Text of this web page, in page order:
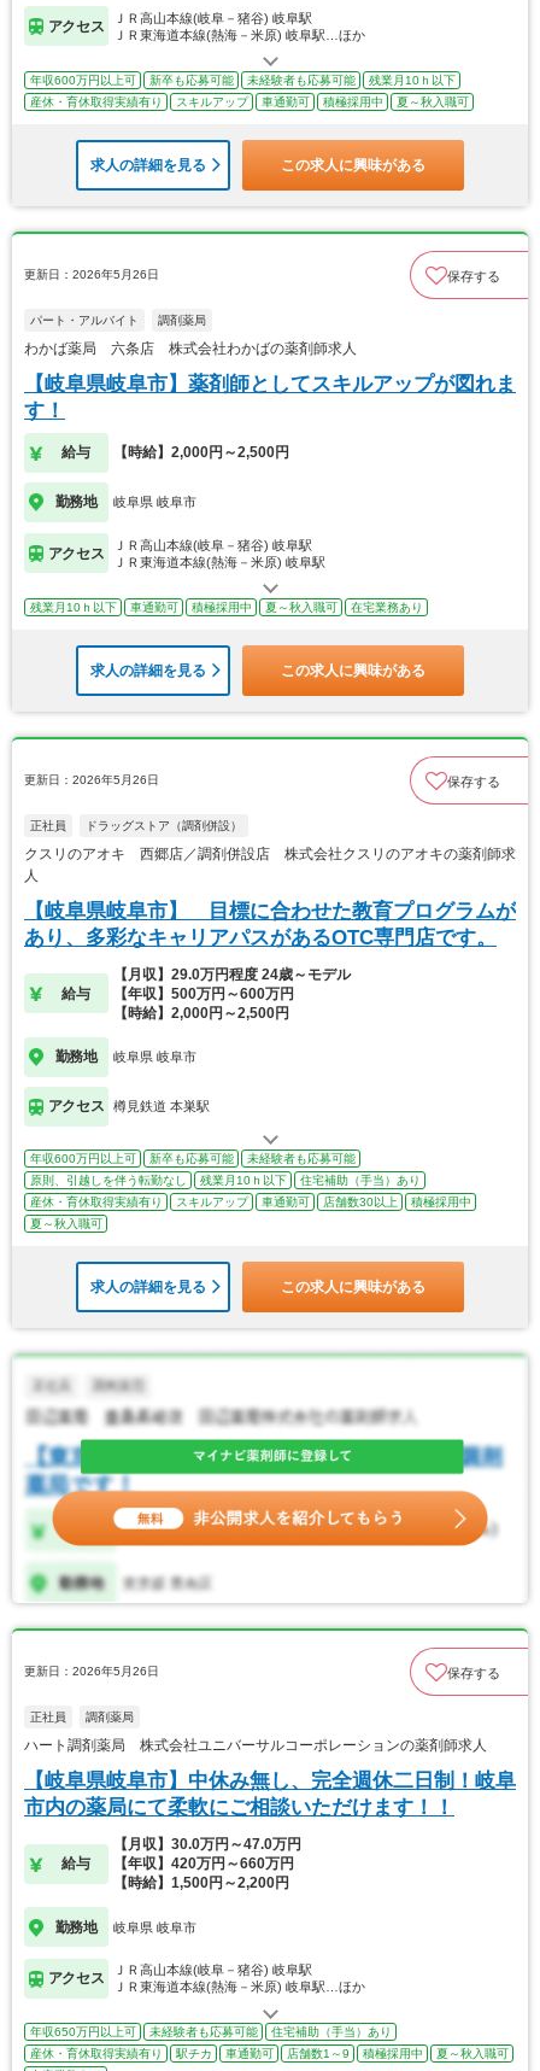
アクセス
ＪＲ高山本線(岐阜－猪谷) 岐阜駅
ＪＲ東海道本線(熱海－米原) 岐阜駅…ほか
年収600万円以上可 新卒も応募可能 未経験者も応募可能
残業月10ｈ以下
産休・育休取得実績有り
スキルアップ 車通勤可 積極採用中 夏～秋入職可
求人の詳細を見る この求人に興味がある
更新日：2026年5月26日 保存する
パート・アルバイト 調剤薬局
わかば薬局 六条店 株式会社わかばの薬剤師求人
【岐阜県岐阜市】薬剤師としてスキルアップが図れま
す！
給与 【時給】2,000円～2,500円
勤務地 岐阜県 岐阜市
アクセス
ＪＲ高山本線(岐阜－猪谷) 岐阜駅
ＪＲ東海道本線(熱海－米原) 岐阜駅
残業月10ｈ以下 車通勤可 積極採用中 夏～秋入職可 在宅業務あり
求人の詳細を見る この求人に興味がある
更新日：2026年5月26日 保存する
正社員 ドラッグストア（調剤併設）
クスリのアオキ 西郷店／調剤併設店 株式会社クスリのアオキの薬剤師求
人
【岐阜県岐阜市】 目標に合わせた教育プログラムが
あり、多彩なキャリアパスがあるOTC専門店です。
給与
【月収】29.0万円程度 24歳～モデル
【年収】500万円～600万円
【時給】2,000円～2,500円
勤務地 岐阜県 岐阜市
アクセス 樽見鉄道 本巣駅
年収600万円以上可 新卒も応募可能
未経験者も応募可能
原則、引越しを伴う転勤なし
残業月10ｈ以下
住宅補助（手当）あり
産休・育休取得実績有り
スキルアップ 車通勤可 店舗数30以上
積極採用中
夏～秋入職可
求人の詳細を見る この求人に興味がある
更新日：2026年5月26日 保存する
正社員 調剤薬局
ハート調剤薬局 株式会社ユニバーサルコーポレーションの薬剤師求人
【岐阜県岐阜市】中休み無し、完全週休二日制！岐阜
市内の薬局にて柔軟にご相談いただけます！！
給与
【月収】30.0万円～47.0万円
【年収】420万円～660万円
【時給】1,500円～2,200円
勤務地 岐阜県 岐阜市
アクセス
ＪＲ高山本線(岐阜－猪谷) 岐阜駅
ＪＲ東海道本線(熱海－米原) 岐阜駅…ほか
年収650万円以上可 未経験者も応募可能
住宅補助（手当）あり
産休・育休取得実績有り
駅チカ 車通勤可 店舗数1～9 積極採用中
夏～秋入職可